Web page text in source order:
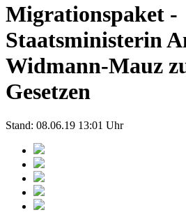
Migrationspaket -
Staatsministerin
Widmann-Mauz
Gesetzen
Stand: 08.06.19 13:01 Uhr